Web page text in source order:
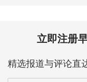
立即注册
精选报道与评论直